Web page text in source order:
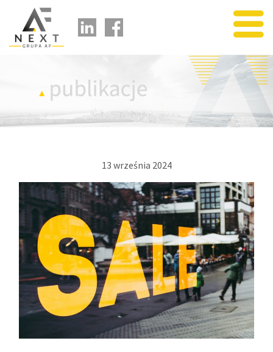
portfolio
o nas
partnerzy
kariera
13 września 2024